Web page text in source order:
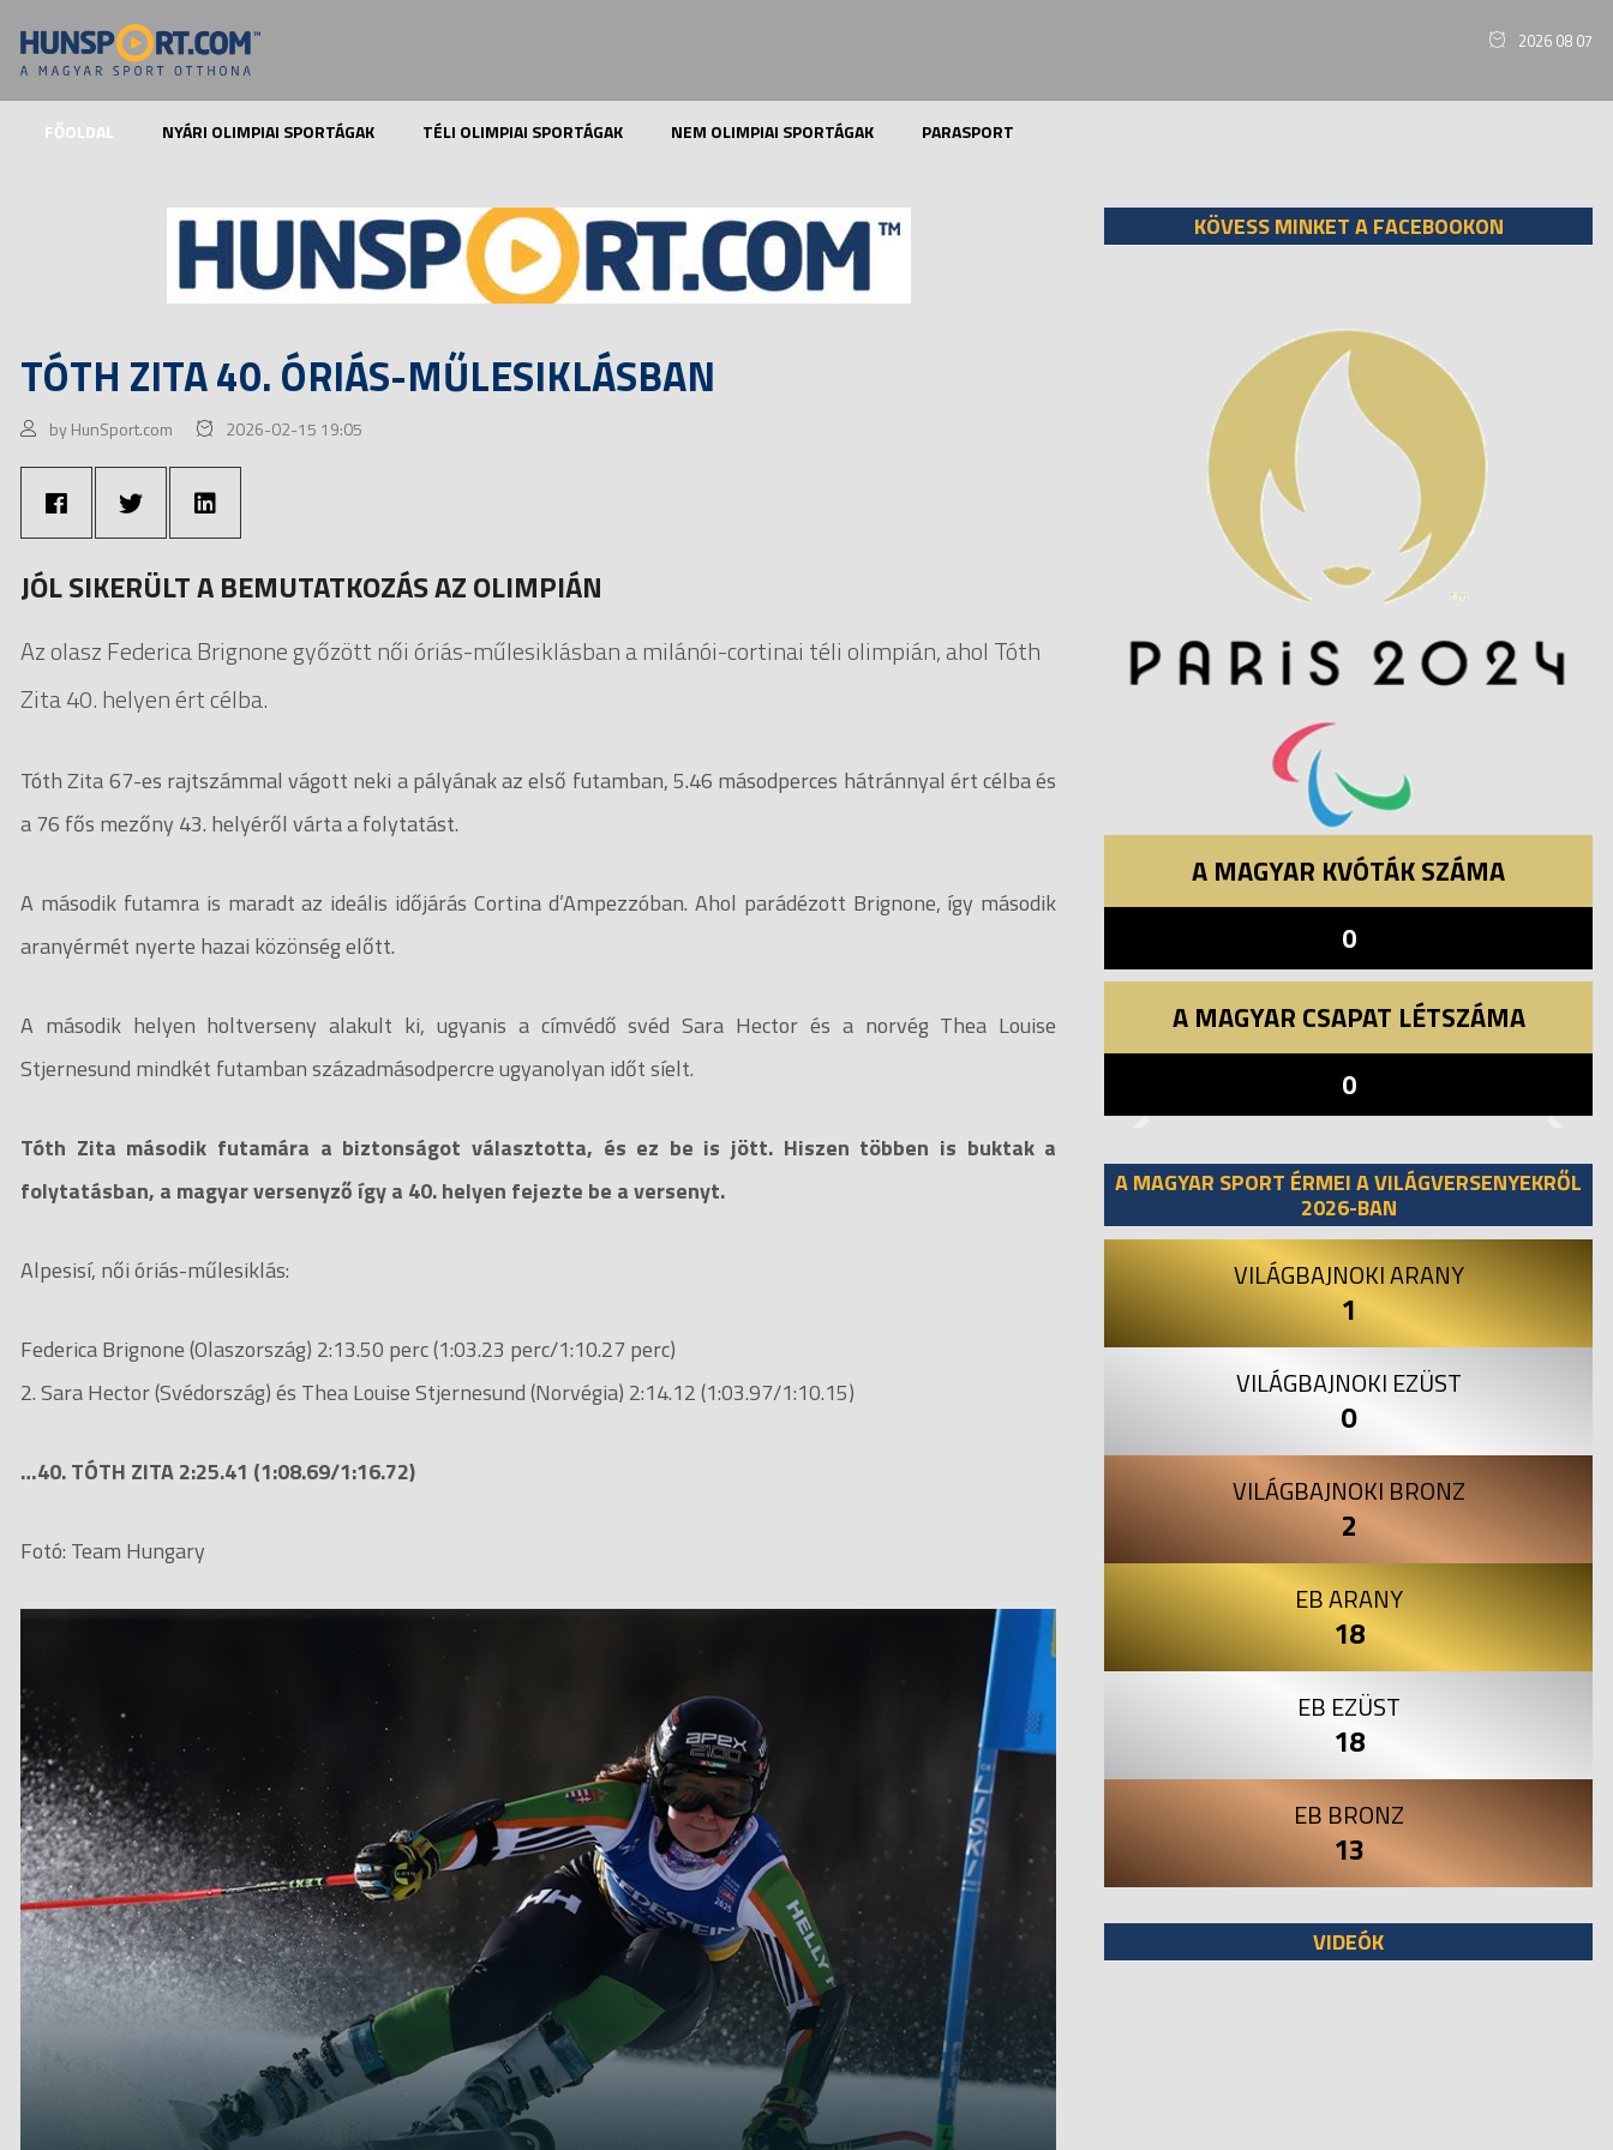
2026 08 07
FŐOLDAL NYÁRI OLIMPIAI SPORTÁGAK TÉLI OLIMPIAI SPORTÁGAK NEM OLIMPIAI SPORTÁGAK PARASPORT
TÓTH ZITA 40. ÓRIÁS-MŰLESIKLÁSBAN
by HunSport.com 2026-02-15 19:05
JÓL SIKERÜLT A BEMUTATKOZÁS AZ OLIMPIÁN
Az olasz Federica Brignone győzött női óriás-műlesiklásban a milánói-cortinai téli olimpián, ahol Tóth
Zita 40. helyen ért célba.
Tóth Zita 67-es rajtszámmal vágott neki a pályának az első futamban, 5.46 másodperces hátránnyal ért célba és
a 76 fős mezőny 43. helyéről várta a folytatást.
A második futamra is maradt az ideális időjárás Cortina d’Ampezzóban. Ahol parádézott Brignone, így második
aranyérmét nyerte hazai közönség előtt.
A második helyen holtverseny alakult ki, ugyanis a címvédő svéd Sara Hector és a norvég Thea Louise
Stjernesund mindkét futamban századmásodpercre ugyanolyan időt síelt.
Tóth Zita második futamára a biztonságot választotta, és ez be is jött. Hiszen többen is buktak a
folytatásban, a magyar versenyző így a 40. helyen fejezte be a versenyt.
Alpesisí, női óriás-műlesiklás:
Federica Brignone (Olaszország) 2:13.50 perc (1:03.23 perc/1:10.27 perc)
2. Sara Hector (Svédország) és Thea Louise Stjernesund (Norvégia) 2:14.12 (1:03.97/1:10.15)
…40. TÓTH ZITA 2:25.41 (1:08.69/1:16.72)
Fotó: Team Hungary
KÖVESS MINKET A FACEBOOKON
A MAGYAR KVÓTÁK SZÁMA
0
A MAGYAR CSAPAT LÉTSZÁMA
0
A MAGYAR SPORT ÉRMEI A VILÁGVERSENYEKRŐL
2026-BAN
VILÁGBAJNOKI ARANY
1
VILÁGBAJNOKI EZÜST
0
VILÁGBAJNOKI BRONZ
2
EB ARANY
18
EB EZÜST
18
EB BRONZ
13
VIDEÓK